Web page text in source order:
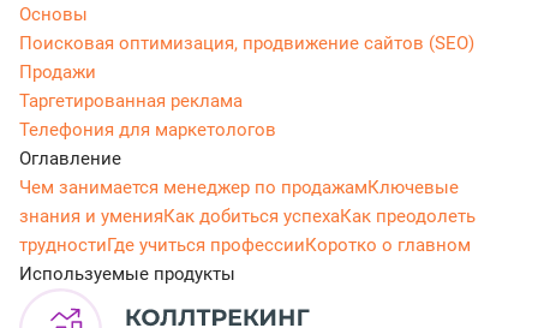
Основы
Поисковая оптимизация, продвижение сайтов (SEO)
Продажи
Таргетированная реклама
Телефония для маркетологов
Оглавление
Чем занимается менеджер по продажамКлючевые
знания и уменияКак добиться успехаКак преодолеть
трудностиГде учиться профессииКоротко о главном
Используемые продукты